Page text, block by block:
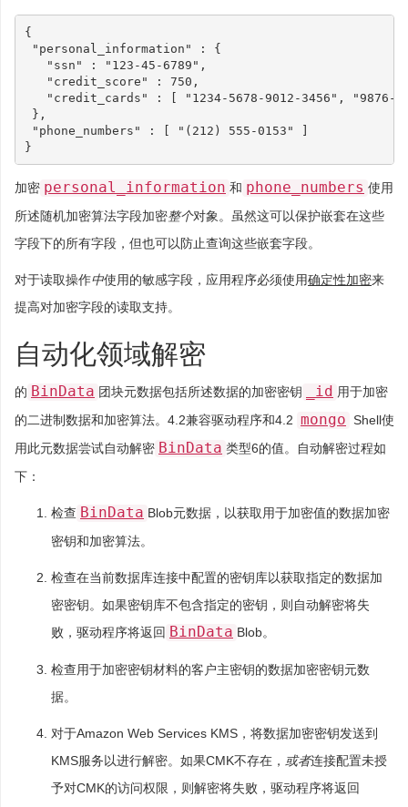
{
"personal_information"
:
{
"ssn"
: "123-45-6789" ,
"credit_score"
: 750 ,
"credit_cards"
: [ "1234-5678-9012-3456" ,
"9876-
},
"phone_numbers"
: [ "(212) 555-0153"
]
}
加密 personal_information 和 phone_numbers 使用
所述随机加密算法字段加密整个对象。虽然这可以保护嵌套在这些
字段下的所有字段，但也可以防止查询这些嵌套字段。
对于读取操作中使用的敏感字段，应用程序必须使用确定性加密来
提高对加密字段的读取支持。
自动化领域解密
的 BinData 团块元数据包括所述数据的加密密钥 _id 用于加密
的二进制数据和加密算法。4.2兼容驱动程序和4.2 mongo Shell使
用此元数据尝试自动解密 BinData 类型6的值。自动解密过程如
下：
检查 BinData Blob元数据，以获取用于加密值的数据加密
密钥和加密算法。
检查在当前数据库连接中配置的密钥库以获取指定的数据加
密密钥。如果密钥库不包含指定的密钥，则自动解密将失
败，驱动程序将返回 BinData Blob。
检查用于加密密钥材料的客户主密钥的数据加密密钥元数
据。
对于Amazon Web Services KMS，将数据加密密钥发送到
KMS服务以进行解密。如果CMK不存在， 或者连接配置未授
予对CMK的访问权限，则解密将失败，驱动程序将返回